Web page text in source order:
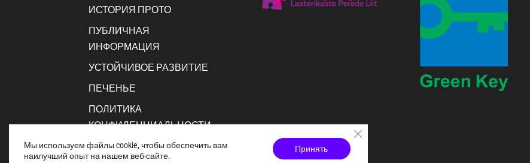
ИСТОРИЯ ПРОТО
ПУБЛИЧНАЯ
ИНФОРМАЦИЯ
УСТОЙЧИВОЕ РАЗВИТИЕ
ПЕЧЕНЬЕ
ПОЛИТИКА
КОНФИДЕНЦИАЛЬНОСТИ
Мы используем файлы cookie, чтобы обеспечить вам
наилучший опыт на нашем веб-сайте.
Принять
Закрыть баннер cookie GDPR